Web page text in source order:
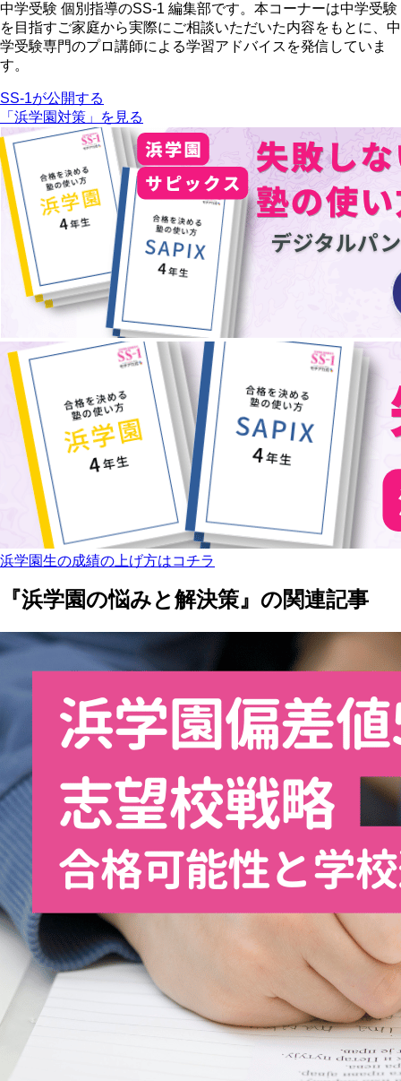
中学受験 個別指導のSS-1 編集部です。本コーナーは中学受験
を目指すご家庭から実際にご相談いただいた内容をもとに、中
学受験専門のプロ講師による学習アドバイスを発信していま
す。
SS-1が公開する
「浜学園対策」を見る
浜学園生の成績の上げ方はコチラ
『浜学園の悩みと解決策』の関連記事